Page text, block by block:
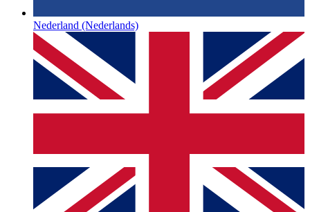
Nederland (Nederlands)